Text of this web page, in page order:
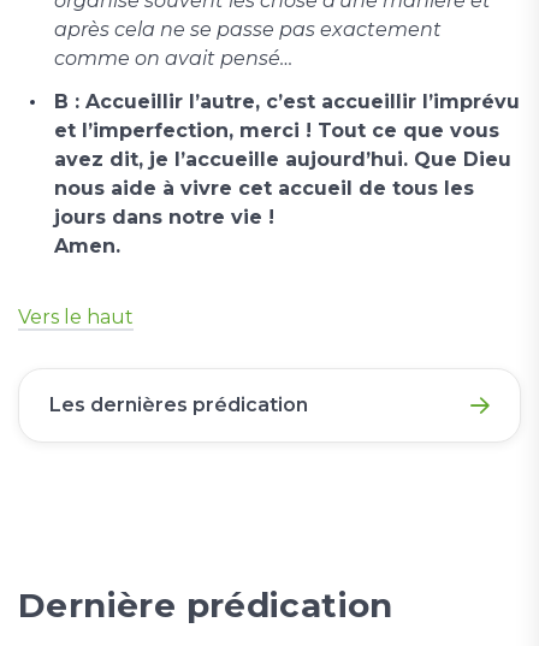
après cela ne se passe pas exactement
comme on avait pensé…
B : Accueillir l’autre, c’est accueillir l’imprévu
et l’imperfection, merci ! Tout ce que vous
avez dit, je l’accueille aujourd’hui. Que Dieu
nous aide à vivre cet accueil de tous les
jours dans notre vie !
Amen.
Vers le haut
Les dernières prédication
Dernière prédication